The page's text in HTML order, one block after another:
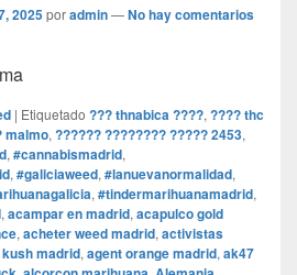
2025poradmin—No hay comentarios
| Etiquetado ??? thnabica ????, ???? thc
malmo, ?????? ???????? ????? 2453,
, #cannabismadrid,
, #galiciaweed, #lanuevanormalidad,
, #tindermarihuanamadrid,
, acampar en madrid, acapulco gold
, acheter weed madrid, activistas
madrid, agent orange madrid, ak47